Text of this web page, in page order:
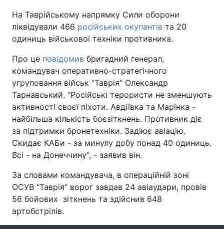
Україна Політика
Спорт Наука
Техно і зв'язок Лайт
Зброя Інциденти
Здоров'я Туризм
Цікавинки Погода
Регіони
Лонгріди
На Таврійському напрямку Сили оборони
ліквідували 466 російських окупантів та 20
одиниць військової техніки противника.
Про це повідомив бригадний генерал,
командувач оперативно-стратегічного
угруповання військ "Таврія" Олександр
Тарнавський. "Російські терористи не зменшують
активності своєї піхоти. Авдіївка та Марїнка -
найбільша кількість боєзіткнень. Противник діє
за підтримки бронетехніки. Задіює авіацію.
Скидає КАБи - за минулу добу понад 40 одиниць.
Всі - на Донеччину", - заявив він.
За словами командувача, в операційній зоні
ОСУВ "Таврія" ворог завдав 24 авіаудари, провів
56 бойових зіткнень та здійснив 648
артобстрілів.